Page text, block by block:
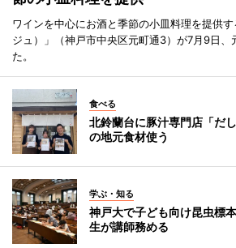
ワインを中心にお酒と季節の小皿料理を提供
ジュ）」（神戸市中央区元町通3）が7月9日、
た。
食べる
北鈴蘭台に豚汁専門店「だ
の地元食材使う
学ぶ・知る
神戸大で子ども向け昆虫標
生が講師務める